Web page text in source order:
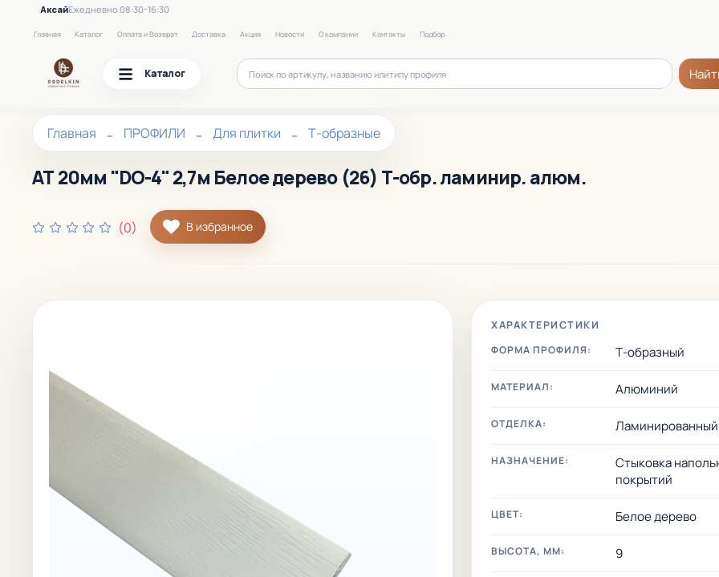
АксайЕжедневно 08:30-16:30
Главная Каталог Оплата и Возврат Доставка Акция Новости О компании Контакты Подбор
Каталог
Главная ПРОФИЛИ Для плитки Т-образные
АТ 20мм "DO-4" 2,7м Белое дерево (26) Т-обр. ламинир. алюм.
(0) В избранное
ХАРАКТЕРИСТИКИ
ФОРМА ПРОФИЛЯ:
Т-образный
МАТЕРИАЛ: Алюминий
ОТДЕЛКА: Ламинированный
НАЗНАЧЕНИЕ:
Стыковка
покрытий
ЦВЕТ: Белое дерево
ВЫСОТА, ММ: 9